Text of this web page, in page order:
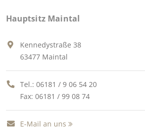
Hauptsitz Maintal
Kennedystraße 38
63477 Maintal
Tel.: 06181 / 9 06 54 20
Fax: 06181 / 99 08 74
E-Mail an uns